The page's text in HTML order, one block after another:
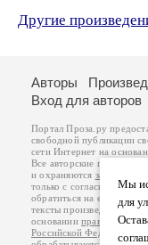
Другие
Мы
для
Авторы
Вход для авторов
Портал Проза.ру
свободной публикации
сети Интернет на
Все авторские права на
и охраняются законом
.
только с согласия его
обратиться на его
тексты произведений
основанииправил
Российской Федерации